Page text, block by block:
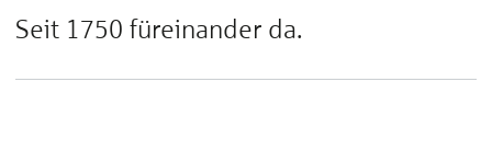
Seit 1750 füreinander da.